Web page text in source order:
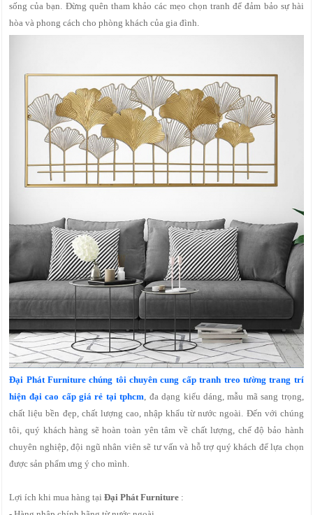
sống của bạn. Đừng quên tham khảo các mẹo chọn tranh để đảm bảo sự hài
hòa và phong cách cho phòng khách của gia đình.
Đại Phát Furniture chúng tôi chuyên cung cấp tranh treo tường trang trí
hiện đại cao cấp giá rẻ tại tphcm, đa dạng kiểu dáng, mẫu mã sang trọng,
chất liệu bền đẹp, chất lượng cao, nhập khẩu từ nước ngoài. Đến với chúng
tôi, quý khách hàng sẽ hoàn toàn yên tâm về chất lượng, chế độ bảo hành
chuyên nghiệp, đội ngũ nhân viên sẽ tư vấn và hỗ trợ quý khách để lựa chọn
được sản phẩm ưng ý cho mình.
Lợi ích khi mua hàng tạiĐại Phát Furniture :